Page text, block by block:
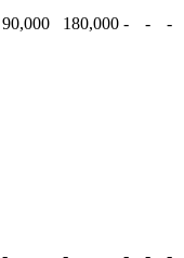
90,000 180,000 - - -